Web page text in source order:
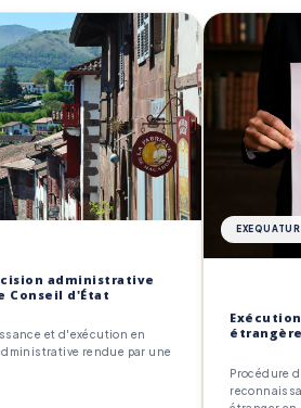
administrative
Conseil d'État
et d'exécution en
rendue par une
EXEQUATUR
Procédure